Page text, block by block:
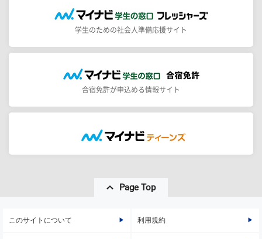
学生のための社会人準備応援サイト
合宿免許が申込める情報サイト
Page Top
このサイトについて 利用規約